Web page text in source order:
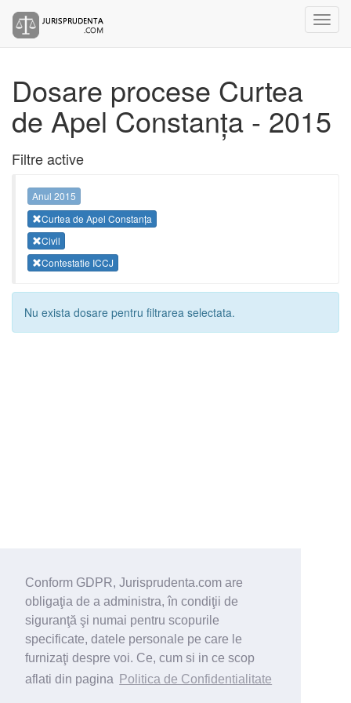
Conform GDPR, Jurisprudenta.com are
obligaţia de a administra, în condiţii de
siguranţă şi numai pentru scopurile
specificate, datele personale pe care le
furnizaţi despre voi. Ce, cum si in ce scop
aflati din pagina
Politica de Confidentialitate
Dosare procese Curtea
de Apel Constanța - 2015
Filtre active
Anul 2015
Curtea de Apel Constanța
Civil
Contestatie ICCJ
Nu exista dosare pentru filtrarea selectata.